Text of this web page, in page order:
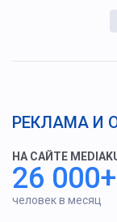
РЕКЛАМА И
НА САЙТЕ
26 000+
человек в месяц